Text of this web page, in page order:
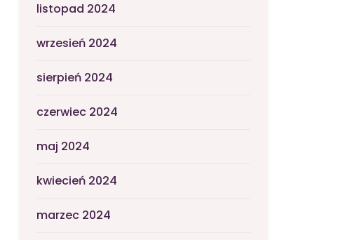
listopad 2024
wrzesień 2024
sierpień 2024
czerwiec 2024
maj 2024
kwiecień 2024
marzec 2024